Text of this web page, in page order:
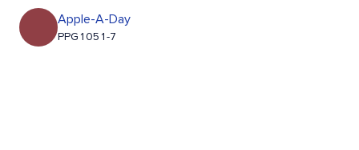
Apple-A-Day
PPG1051-7